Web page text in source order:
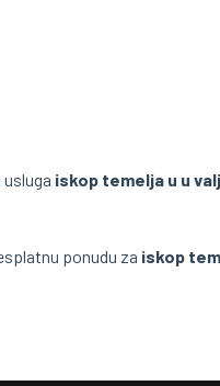
iskop temelja u u
ponudu za iskop